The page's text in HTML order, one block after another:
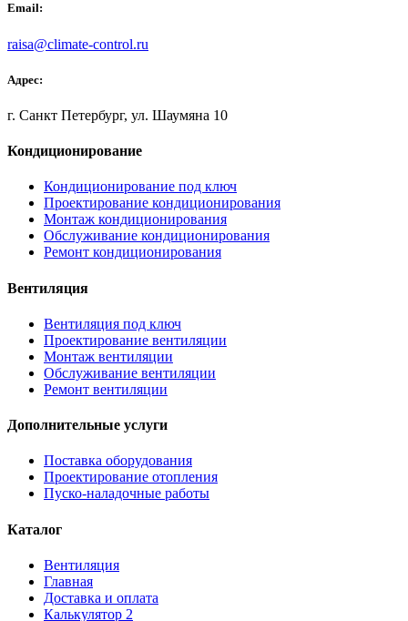
Email:
raisa@climate-control.ru
Адрес:
г. Санкт Петербург, ул. Шаумяна 10
Кондиционирование
Кондиционирование под ключ
Проектирование кондиционирования
Монтаж кондиционирования
Обслуживание кондиционирования
Ремонт кондиционирования
Вентиляция
Вентиляция под ключ
Проектирование вентиляции
Монтаж вентиляции
Обслуживание вентиляции
Ремонт вентиляции
Дополнительные услуги
Поставка оборудования
Проектирование отопления
Пуско-наладочные работы
Каталог
Вентиляция
Главная
Доставка и оплата
Калькулятор 2